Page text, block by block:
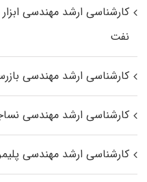
کارشناسی ارشد مهندسی
نفت
کارشناسی ارشد مهندسی
کارشناسی ارشد مهندسی
کارشناسی ارشد مهندسی